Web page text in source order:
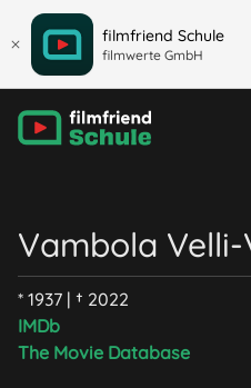
filmfriend Schule
filmwerte GmbH
Vambola
* 1937 | † 2022
IMDb
The Movie Database